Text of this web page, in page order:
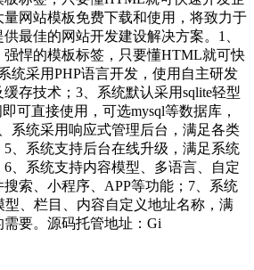
网站模板免费下载和使用，将致力于
最佳的网站开发建设解决方案。1、
强悍的模板标签，只要懂HTML就可快
统采用PHP语言开发，使用自主研发
存技术；3、系统默认采用sqlite轻型
可直接使用，可选mysql等数据库，
系统采用响应式管理后台，满足各类
、系统支持后台在线升级，满足系统
、系统支持内容模型、多语言、自定
索、小程序、APP等功能；7、系统
、栏目、内容自定义地址名称，满
要。源码托管地址：Gi